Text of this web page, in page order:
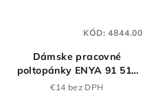
Dámske pracovné
poltopánky ENYA 91 512
O1 biele
€14 bez DPH
KÓD:4844.00